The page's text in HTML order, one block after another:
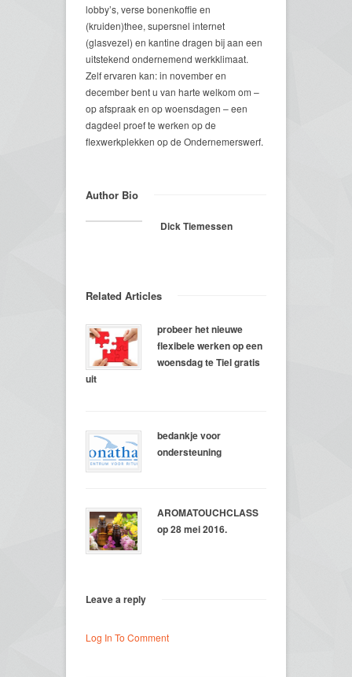
lobby’s, verse bonenkoffie en
(kruiden)thee, supersnel internet
(glasvezel) en kantine dragen bij aan een
uitstekend ondernemend werkklimaat.
Zelf ervaren kan: in november en
december bent u van harte welkom om –
op afspraak en op woensdagen – een
dagdeel proef te werken op de
flexwerkplekken op de Ondernemerswerf.
Author Bio
Dick Tiemessen
Related Articles
probeer het nieuwe
flexibele werken op een
woensdag te Tiel gratis
uit
bedankje voor
ondersteuning
AROMATOUCHCLASS
op 28 mei 2016.
Leave a reply
Log In To Comment